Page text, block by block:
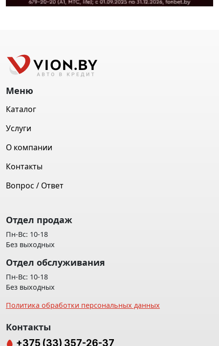
Меню
Каталог
Услуги
О компании
Контакты
Вопрос / Ответ
Отдел продаж
Пн-Вс: 10-18
Без выходных
Отдел обслуживания
Пн-Вс: 10-18
Без выходных
Политика обработки персональных данных
Контакты
+375 (33) 357-26-37